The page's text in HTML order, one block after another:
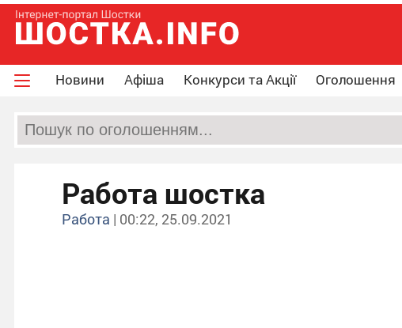
Новини Афіша Конкурси та Акції Оголошення
Работа шостка
Работа | 00:22, 25.09.2021